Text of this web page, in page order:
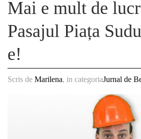
Mai e mult de
Pasajul Piața
e!
Scris de Marilena, in categoriaJurnal de